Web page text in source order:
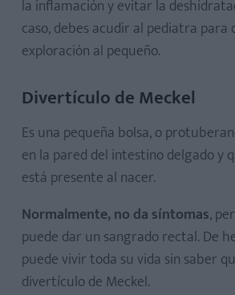
la inflamación y evitar la
caso, debes acudir al pediatra para
exploración al pequeño.
Divertículo de Meckel
Es una pequeña bolsa, o
en la pared del intestino delgado y
está presente al nacer.
Normalmente, no da síntomas,
puede dar un sangrado rectal. De
puede vivir toda su vida sin saber
divertículo de Meckel.